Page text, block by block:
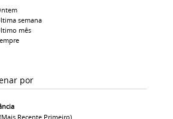
semana
mês
por
Recente Primeiro)